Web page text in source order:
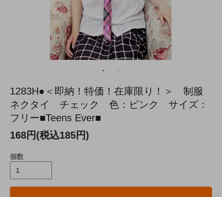
1283H●＜即納！特価！在庫限り！＞ 制服
ネクタイ チェック 色：ピンク サイズ：
フリー■Teens Ever■
168円(税込185円)
個数